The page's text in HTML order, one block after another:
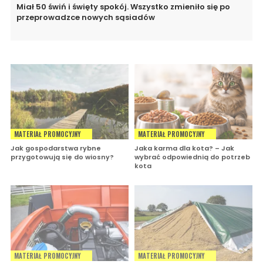
Miał 50 świń i święty spokój. Wszystko zmieniło się po
przeprowadzce nowych sąsiadów
MATERIAŁ PROMOCYJNY
Jak gospodarstwa rybne
przygotowują się do wiosny?
MATERIAŁ PROMOCYJNY
Jaka karma dla kota? – Jak
wybrać odpowiednią do potrzeb
kota
MATERIAŁ PROMOCYJNY
MATERIAŁ PROMOCYJNY